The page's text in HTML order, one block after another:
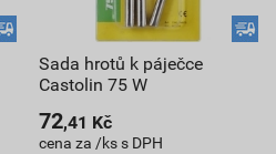
Sada hrotů k páječce
Castolin 75 W
72,41 Kč
cena za /ks s DPH